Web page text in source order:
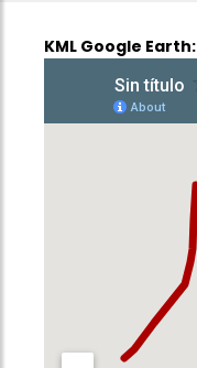
KML Google Earth: